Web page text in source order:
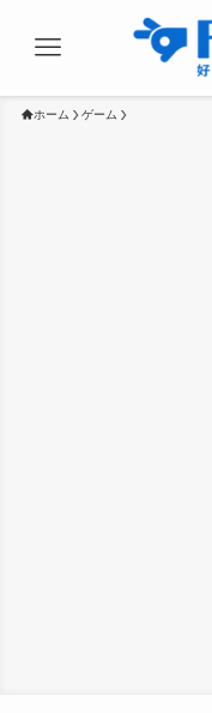
ホーム ゲーム